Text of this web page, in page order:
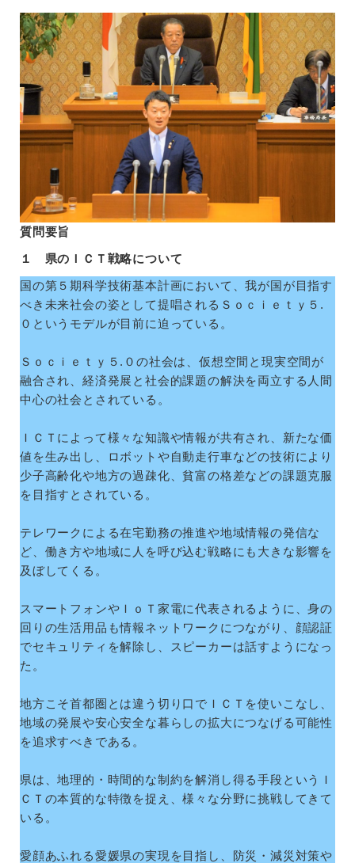
質問要旨
１ 県のＩＣＴ戦略について
国の第５期科学技術基本計画において、我が国が目指す
べき未来社会の姿として提唱されるＳｏｃｉｅｔｙ５.
０というモデルが目前に迫っている。
Ｓｏｃｉｅｔｙ５.０の社会は、仮想空間と現実空間が
融合され、経済発展と社会的課題の解決を両立する人間
中心の社会とされている。
ＩＣＴによって様々な知識や情報が共有され、新たな価
値を生み出し、ロボットや自動走行車などの技術により
少子高齢化や地方の過疎化、貧富の格差などの課題克服
を目指すとされている。
テレワークによる在宅勤務の推進や地域情報の発信な
ど、働き方や地域に人を呼び込む戦略にも大きな影響を
及ぼしてくる。
スマートフォンやＩｏＴ家電に代表されるように、身の
回りの生活用品も情報ネットワークにつながり、顔認証
でセキュリティを解除し、スピーカーは話すようになっ
た。
地方こそ首都圏とは違う切り口でＩＣＴを使いこなし、
地域の発展や安心安全な暮らしの拡大につなげる可能性
を追求すべきである。
県は、地理的・時間的な制約を解消し得る手段というＩ
ＣＴの本質的な特徴を捉え、様々な分野に挑戦してきて
いる。
愛顔あふれる愛媛県の実現を目指し、防災・減災対策や